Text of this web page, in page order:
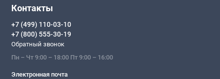
Контакты
+7 (499) 110-03-10
+7 (800) 555-30-19
Обратный звонок
Пн – Чт 9:00 – 18:00 Пт 9:00 – 16:00
Электронная почта